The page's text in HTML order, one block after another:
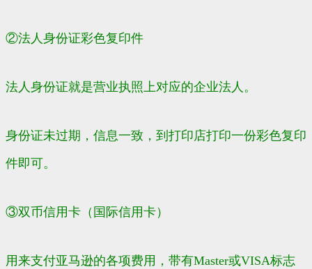
②法人身份证彩色复印件
法人身份证就是营业执照上对应的企业法人。
身份证未过期，信息一致，到打印店打印一份彩色复印
件即可。
③双币信用卡（国际信用卡）
用来支付亚马逊的各项费用，带有Master或VISA标志